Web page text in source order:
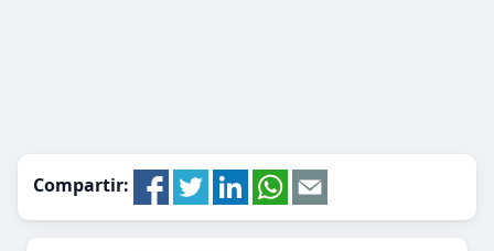
Compartir: